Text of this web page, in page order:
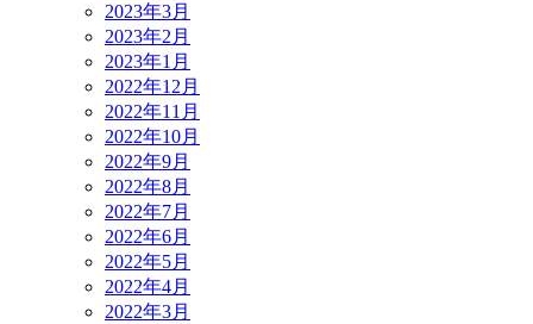
2023年3月
2023年2月
2023年1月
2022年12月
2022年11月
2022年10月
2022年9月
2022年8月
2022年7月
2022年6月
2022年5月
2022年4月
2022年3月